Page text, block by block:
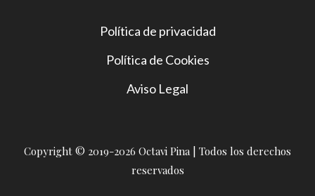
Política de privacidad
Política de Cookies
Aviso Legal
Copyright © 2019-2026 Octavi Pina | Todos los derechos
reservados